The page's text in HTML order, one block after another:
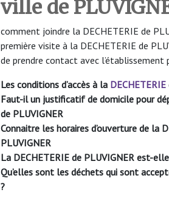
ville de
comment joindre la DECHETERIE de
première visite à la DECHETERIE de
de prendre contact avec
Les conditions d’accès à la DECHETERIE
Faut-il un justificatif de domicile pour
de PLUVIGNER
Connaitre les horaires d’ouverture de la
PLUVIGNER
La DECHETERIE de PLUVIGNER est-
Qu’elles sont les déchets qui sont
?